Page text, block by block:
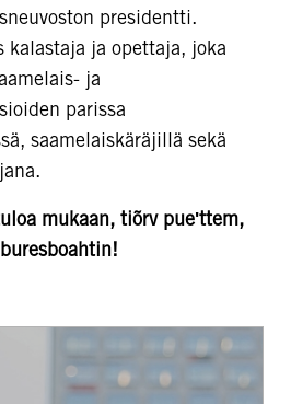
presidentti.
kalastaja ja opettaja, joka
ja
parissa
saamelaiskäräjillä sekä
mukaan, tiõrv pueʹttem,